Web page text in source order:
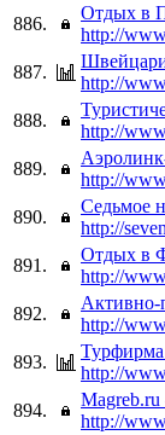
886.
Отдых в
http://
887.
http://
888.
http://
889.
http://
890.
Седьмое
http://
891.
Отдых в
http://
892.
Активно-
http://
893.
http://
894.
http://